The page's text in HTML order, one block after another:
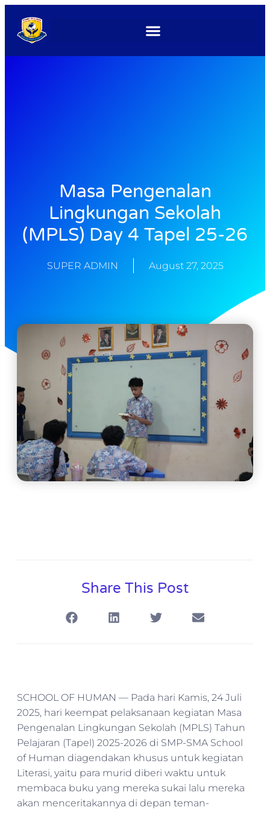
Masa Pengenalan
Lingkungan Sekolah
(MPLS) Day 4 Tapel 25-26
SUPER ADMIN August 27, 2025
Share This Post
SCHOOL OF HUMAN — Pada hari Kamis, 24 Juli
2025, hari keempat pelaksanaan kegiatan Masa
Pengenalan Lingkungan Sekolah (MPLS) Tahun
Pelajaran (Tapel) 2025-2026 di SMP-SMA School
of Human diagendakan khusus untuk kegiatan
Literasi, yaitu para murid diberi waktu untuk
membaca buku yang mereka sukai lalu mereka
akan menceritakannya di depan teman-